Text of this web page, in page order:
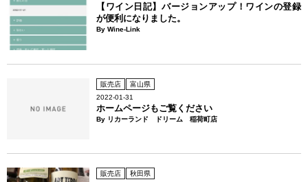
【ワイン日記】バージョンアップ！ワインの登録
が便利になりました。
By Wine-Link
販売店
富山県
2022-01-31
ホームページもご覧ください
By リカーランド ドリーム 稲荷町店
販売店
秋田県